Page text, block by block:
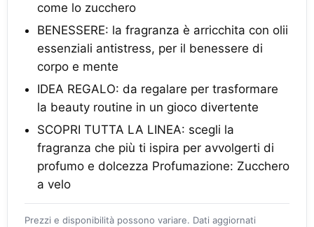
come lo zucchero
BENESSERE: la fragranza è arricchita con olii
essenziali antistress, per il benessere di
corpo e mente
IDEA REGALO: da regalare per trasformare
la beauty routine in un gioco divertente
SCOPRI TUTTA LA LINEA: scegli la
fragranza che più ti ispira per avvolgerti di
profumo e dolcezza Profumazione: Zucchero
a velo
Prezzi e disponibilità possono variare. Dati aggiornati